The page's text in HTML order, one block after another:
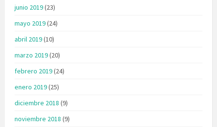
junio 2019(23)
mayo 2019(24)
abril 2019(10)
marzo 2019(20)
febrero 2019(24)
enero 2019(25)
diciembre 2018 (9)
noviembre 2018 (9)